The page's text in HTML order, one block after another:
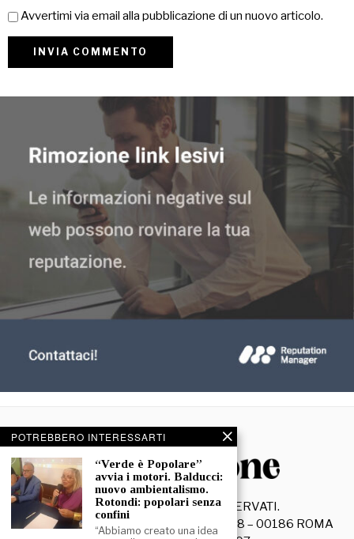
Avvertimi via email alla pubblicazione di un nuovo articolo.
© 2026- TUTTI I DIRITTI RISERVATI.
La Discussione S.r.l. – Piazza Capranica, 78 – 00186 ROMA
POTREBBERO INTERESSARTI
“Verde è Popolare”
avvia i motori. Balducci:
nuovo ambientalismo.
Rotondi: popolari senza
confini
“Abbiamo creato una idea